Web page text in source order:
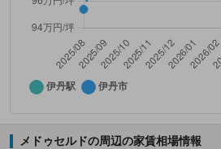
メドゥセルドの周辺の家賃相場情報